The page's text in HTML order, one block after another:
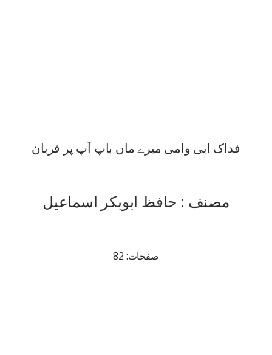
فداک ابی وامی میرے ماں باپ آپ پر قربان
مصنف : حافظ ابوبکر اسماعیل
صفحات: 82